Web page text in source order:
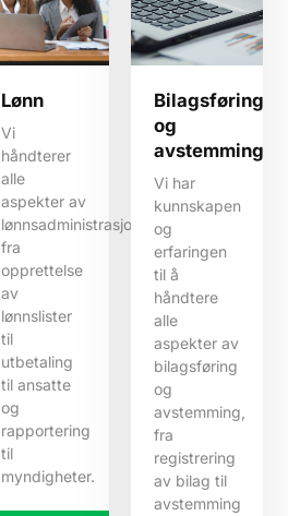
Lønn
Vi
håndterer
alle
aspekter av
lønnsadministrasjon,
fra
opprettelse
av
lønnslister
til
utbetaling
til ansatte
og
rapportering
til
myndigheter.
Bilagsføring
og
avstemming
Vi har
kunnskapen
og
erfaringen
til å
håndtere
alle
aspekter av
bilagsføring
og
avstemming,
fra
registrering
av bilag til
avstemming